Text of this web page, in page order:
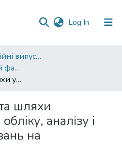
Log In (current)
01. Кваліфікаційні випускні роботи здобувачів вищої освіти
Економіко-правовий факультет
Сучасний стан та шляхи удосконалення обліку, аналізу і аудиту зобов'язань на підприємстві
шляхи
аналізу і
на